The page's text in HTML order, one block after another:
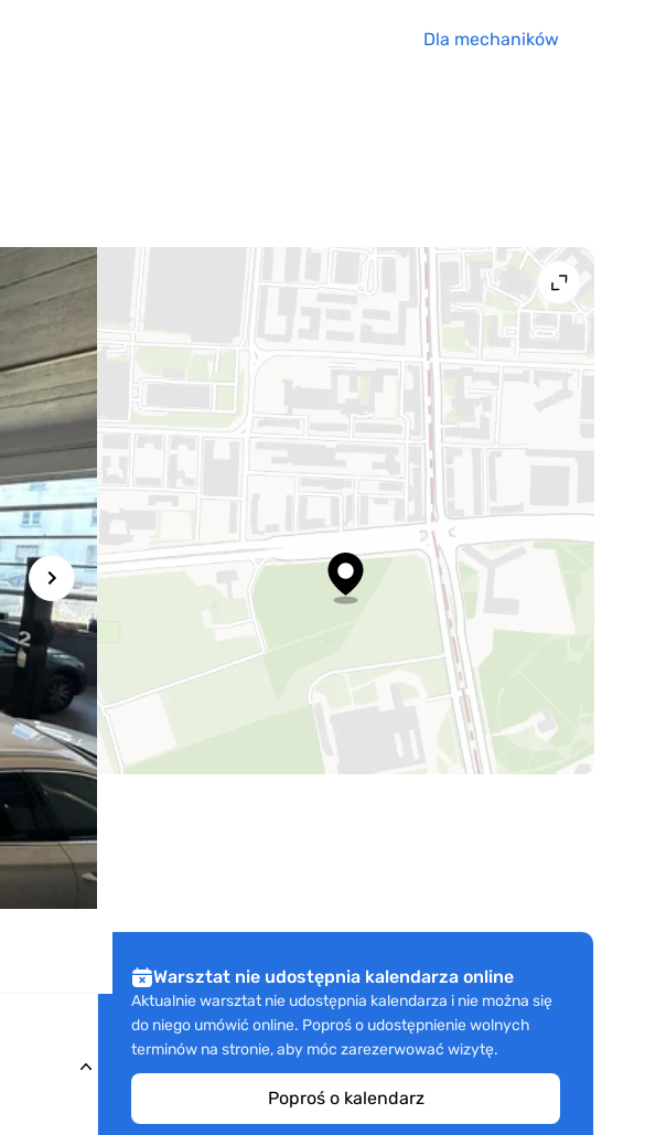
Dla mechaników
Warsztat nie udostępnia kalendarza online
Aktualnie warsztat nie udostępnia kalendarza i nie można się
do niego umówić online. Poproś o udostępnienie wolnych
terminów na stronie, aby móc zarezerwować wizytę.
Poproś o kalendarz